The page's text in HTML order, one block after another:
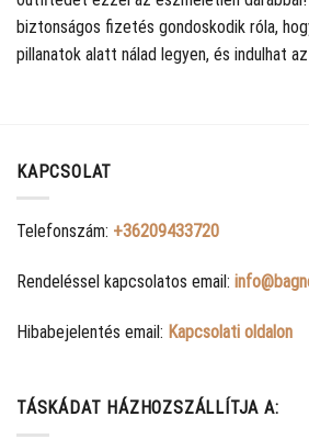
biztonságos fizetés gondoskodik róla,
pillanatok alatt nálad legyen, és indulhat
KAPCSOLAT
Telefonszám: +36209433720
Rendeléssel kapcsolatos email:
Hibabejelentés email: Kapcsolati oldalon
TÁSKÁDAT HÁZHOZSZÁLLÍTJA A: